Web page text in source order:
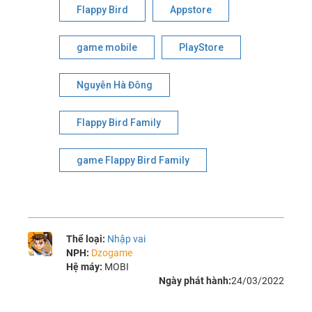
Flappy Bird Appstore
game mobile PlayStore
Nguyễn Hà Đông
Flappy Bird Family
game Flappy Bird Family
Thể loại: Nhập vai
NPH: Dzogame
Hệ máy: MOBI
Ngày phát hành:24/03/2022